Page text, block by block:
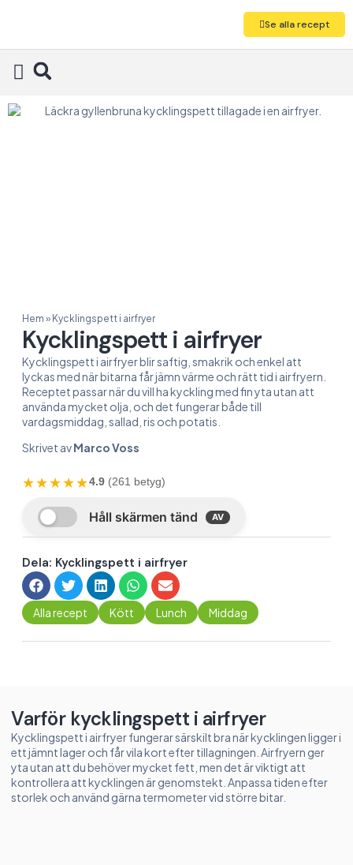
Se alla recept
Hem » Kycklingspett i airfryer
Kycklingspett i airfryer
Kycklingspett i airfryer blir saftig, smakrik och enkel att
lyckas med när bitarna får jämn värme och rätt tid i airfryern.
Receptet passar när du vill ha kyckling med fin yta utan att
använda mycket olja, och det fungerar både till
vardagsmiddag, sallad, ris och potatis.
Skrivet avMarco Voss
★★★★★4.9 (261 betyg)
Dela: Kycklingspett i airfryer
Alla recept Kött Lunch Middag
Varför kycklingspett i airfryer
Kycklingspett i airfryer fungerar särskilt bra när kycklingen ligger i
ett jämnt lager och får vila kort efter tillagningen. Airfryern ger
yta utan att du behöver mycket fett, men det är viktigt att
kontrollera att kycklingen är genomstekt. Anpassa tiden efter
storlek och använd gärna termometer vid större bitar.